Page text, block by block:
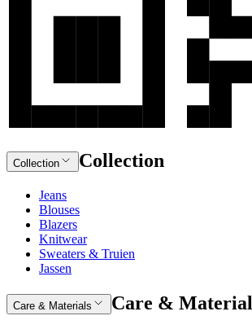
Collection Collection
Jeans
Blouses
Blazers
Knitwear
Sweaters & Truien
Jassen
Care & Materials Care &